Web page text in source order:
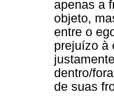
apenas a
objeto,
entre o
prejuízo à
dentro/
de suas